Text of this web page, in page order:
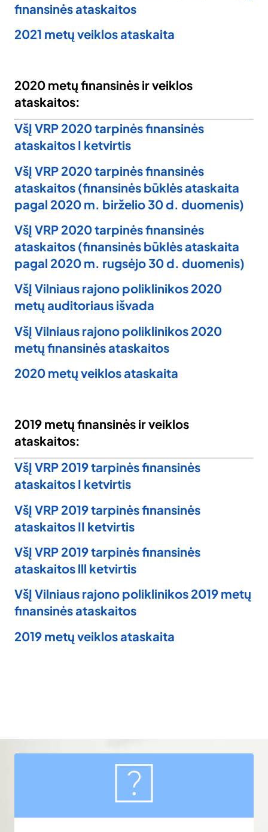
finansinės ataskaitos
2021 metų veiklos ataskaita
2020 metų finansinės ir veiklos
ataskaitos:
VšĮ VRP 2020 tarpinės finansinės
ataskaitos I ketvirtis
VšĮ VRP 2020 tarpinės finansinės
ataskaitos (finansinės būklės ataskaita
pagal 2020 m. birželio 30 d. duomenis)
VšĮ VRP 2020 tarpinės finansinės
ataskaitos (finansinės būklės ataskaita
pagal 2020 m. rugsėjo 30 d. duomenis)
VšĮ Vilniaus rajono poliklinikos 2020
metų auditoriaus išvada
VšĮ Vilniaus rajono poliklinikos 2020
metų finansinės ataskaitos
2020 metų veiklos ataskaita
2019 metų finansinės ir veiklos
ataskaitos:
VšĮ VRP 2019 tarpinės finansinės
ataskaitos I ketvirtis
VšĮ VRP 2019 tarpinės finansinės
ataskaitos II ketvirtis
VšĮ VRP 2019 tarpinės finansinės
ataskaitos lll ketvirtis
VšĮ Vilniaus rajono poliklinikos 2019 metų
finansinės ataskaitos
2019 metų veiklos ataskaita